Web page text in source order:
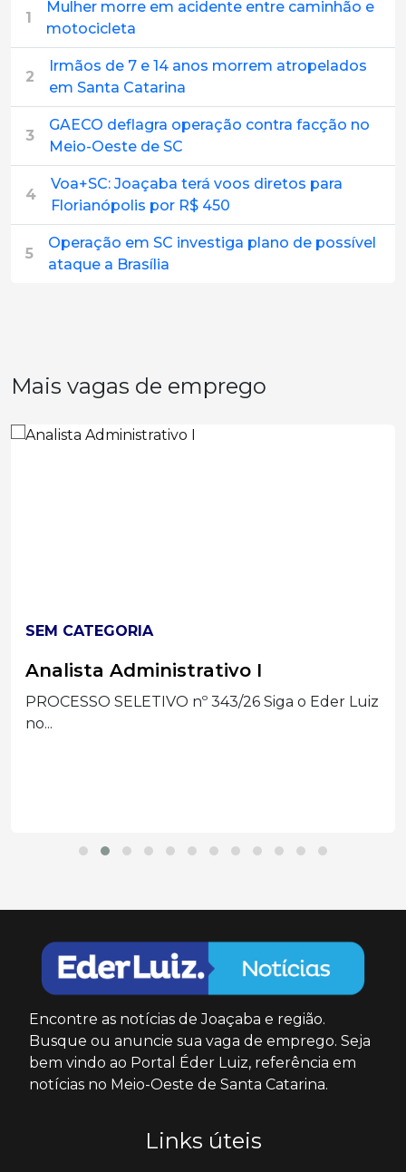
1
Mulher morre em acidente entre caminhão e
motocicleta
2
Irmãos de 7 e 14 anos morrem atropelados
em Santa Catarina
3
GAECO deflagra operação contra facção no
Meio-Oeste de SC
4
Voa+SC: Joaçaba terá voos diretos para
Florianópolis por R$ 450
5
Operação em SC investiga plano de possível
ataque a Brasília
Mais vagas de emprego
SEM CATEGORIA
Analista Administrativo I
PROCESSO SELETIVO nº 343/26 Siga o Eder Luiz
no...
Encontre as notícias de Joaçaba e região.
Busque ou anuncie sua vaga de emprego. Seja
bem vindo ao Portal Éder Luiz, referência em
notícias no Meio-Oeste de Santa Catarina.
Links úteis